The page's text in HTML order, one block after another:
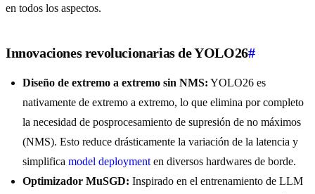
en todos los aspectos.
Innovaciones revolucionarias de YOLO26#
Diseño de extremo a extremo sin NMS: YOLO26 es
nativamente de extremo a extremo, lo que elimina por completo
la necesidad de posprocesamiento de supresión de no máximos
(NMS). Esto reduce drásticamente la variación de la latencia y
simplifica model deployment en diversos hardwares de borde.
Optimizador MuSGD: Inspirado en el entrenamiento de LLM